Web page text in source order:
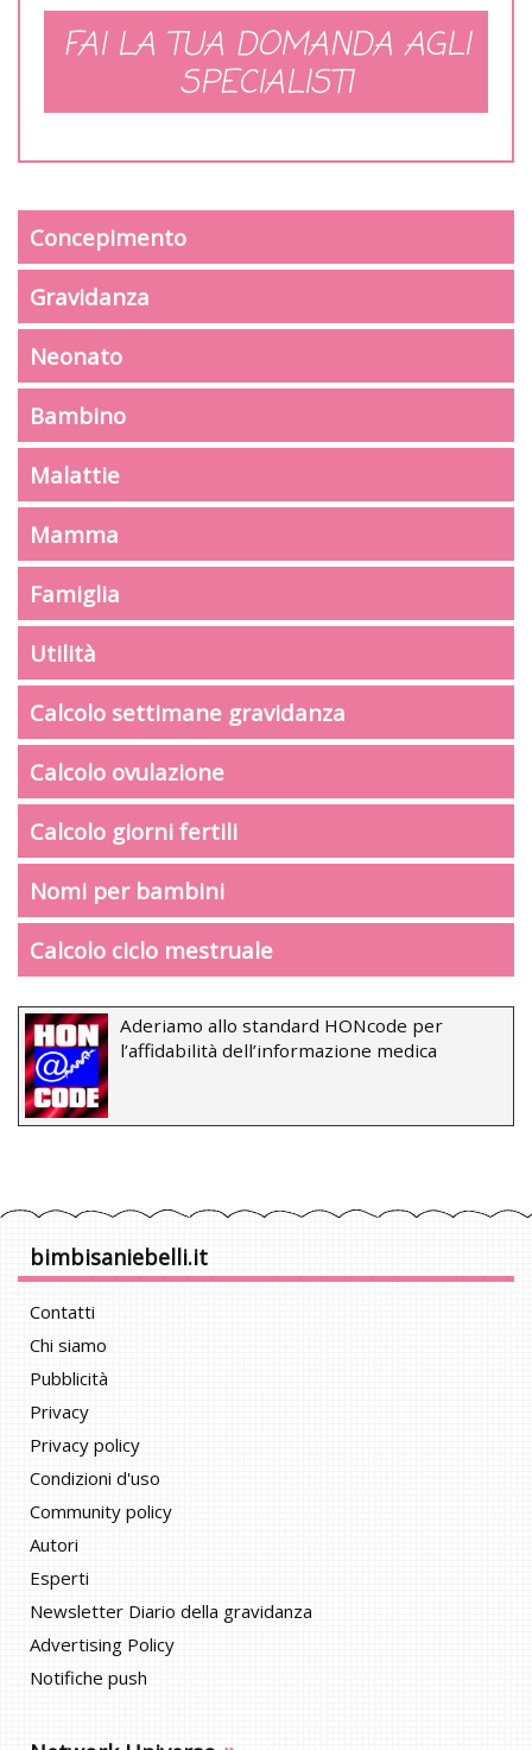
FAI LA TUA DOMANDA AGLI
SPECIALISTI
Concepimento
Gravidanza
Neonato
Bambino
Malattie
Mamma
Famiglia
Utilità
Calcolo settimane gravidanza
Calcolo ovulazione
Calcolo giorni fertili
Nomi per bambini
Calcolo ciclo mestruale
Aderiamo allo standard HONcode per
l’affidabilità dell’informazione medica
bimbisaniebelli.it
Contatti
Chi siamo
Pubblicità
Privacy
Privacy policy
Condizioni d'uso
Community policy
Autori
Esperti
Newsletter Diario della gravidanza
Advertising Policy
Notifiche push